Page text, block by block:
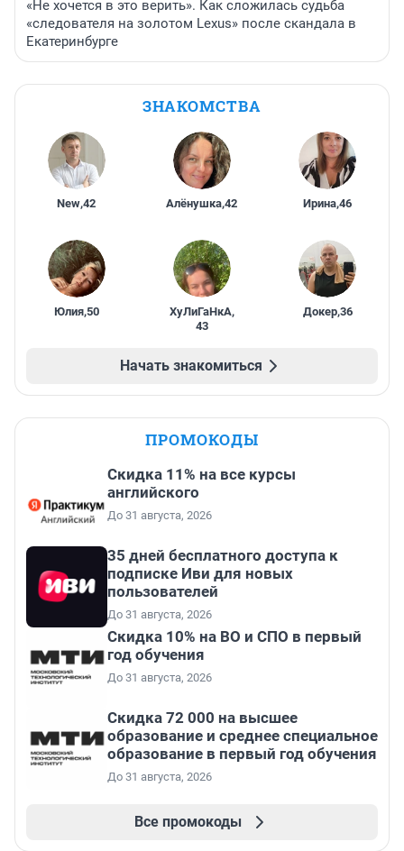
«Не хочется в это верить». Как сложилась судьба
«следователя на золотом Lexus» после скандала в
Екатеринбурге
ЗНАКОМСТВА
New,42 Алёнушка,42 Ирина,46
Юлия,50 ХуЛиГаНкА,
43
Докер,36
Начать знакомиться
ПРОМОКОДЫ
Скидка 11% на все курсы
английского
До 31 августа, 2026
35 дней бесплатного доступа к
подписке Иви для новых
пользователей
До 31 августа, 2026
Скидка 10% на ВО и СПО в первый
год обучения
До 31 августа, 2026
Скидка 72 000 на высшее
образование и среднее специальное
образование в первый год обучения
До 31 августа, 2026
Все промокоды